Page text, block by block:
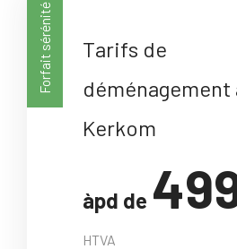
Forfait sérénité
Tarifs de
déménagement
Kerkom
àpd de
HTVA